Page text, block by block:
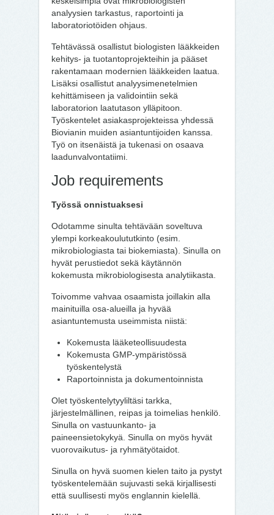
analyysien tarkastus, raportointi ja
laboratoriotöiden ohjaus.
Tehtävässä osallistut biologisten lääkkeiden
kehitys- ja tuotantoprojekteihin ja pääset
rakentamaan modernien lääkkeiden laatua.
Lisäksi osallistut analyysimenetelmien
kehittämiseen ja validointiin sekä
laboratorion laatutason ylläpitoon.
Työskentelet asiakasprojekteissa yhdessä
Biovianin muiden asiantuntijoiden kanssa.
Työ on itsenäistä ja tukenasi on osaava
laadunvalvontatiimi.
Job requirements
Työssä onnistuaksesi
Odotamme sinulta tehtävään soveltuva
ylempi korkeakoulututkinto (esim.
mikrobiologiasta tai biokemiasta). Sinulla on
hyvät perustiedot sekä käytännön
kokemusta mikrobiologisesta analytiikasta.
Toivomme vahvaa osaamista joillakin alla
mainituilla osa-alueilla ja hyvää
asiantuntemusta useimmista niistä:
Kokemusta lääketeollisuudesta
Kokemusta GMP-ympäristössä
työskentelystä
Raportoinnista ja dokumentoinnista
Olet työskentelytyyliltäsi tarkka,
järjestelmällinen, reipas ja toimelias henkilö.
Sinulla on vastuunkanto- ja
paineensietokykyä. Sinulla on myös hyvät
vuorovaikutus- ja ryhmätyötaidot.
Sinulla on hyvä suomen kielen taito ja pystyt
työskentelemään sujuvasti sekä kirjallisesti
että suullisesti myös englannin kielellä.